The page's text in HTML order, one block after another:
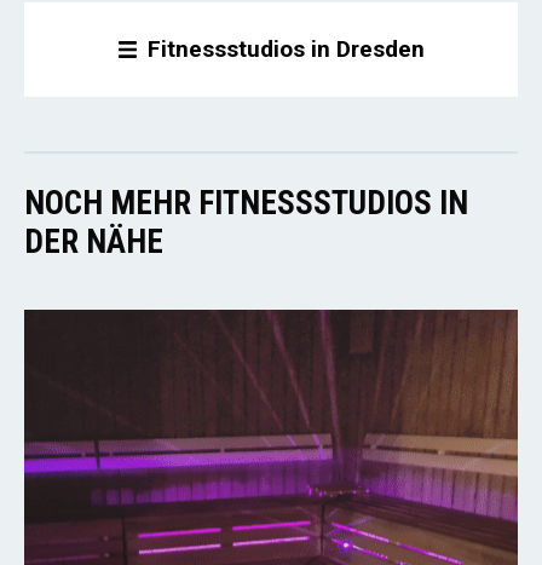
Fitnessstudios in Dresden
NOCH MEHR FITNESSSTUDIOS IN
DER NÄHE